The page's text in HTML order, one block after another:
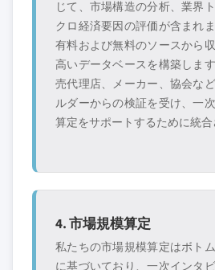
じて、市場構造の分析、業界
クロ経済要因の評価が含まれ
有料および無料のソースから
高いデータベースを構築しま
売代理店、メーカー、協会な
ルダーからの検証を受け、一
算定をサポートするために統合
4. 市場規模算定
私たちの市場規模算定はボト
に基づいており、一次インタ